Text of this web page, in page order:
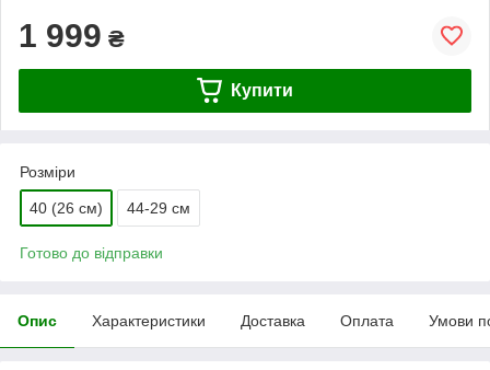
1 999 ₴
Купити
Розміри
40 (26 см) 44-29 см
Готово до відправки
Опис Характеристики Доставка Оплата Умови